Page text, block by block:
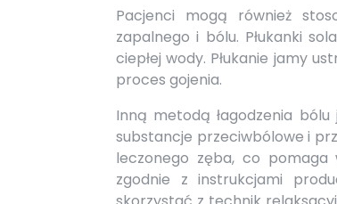
Pacjenci mogą również
zapalnego i bólu. Płukanki
ciepłej wody. Płukanie jamy
proces gojenia.
Inną metodą łagodzenia
substancje przeciwbólowe i
leczonego zęba, co pomaga
zgodnie z instrukcjami